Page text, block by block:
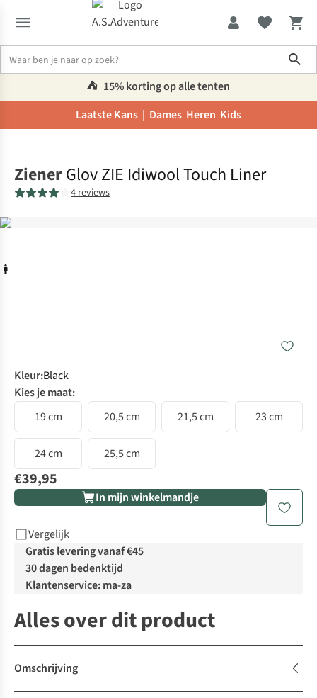
⛺️ 15% korting op alle tenten
Laatste Kans | Dames Heren Kids
ZienerGlov ZIE Idiwool Touch Liner
4 reviews
Kleur:Black
Kies je maat:
19 cm
20,5 cm 21,5 cm 23 cm
24 cm 25,5 cm
€39,95
In mijn winkelmandje
Vergelijk
Gratis levering vanaf €45
30 dagen bedenktijd
Klantenservice: ma-za
Alles over dit product
Omschrijving